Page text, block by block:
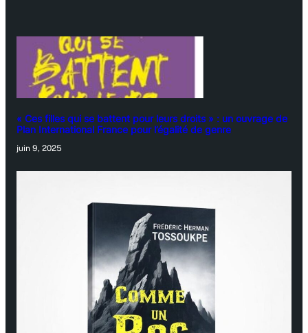
« Ces filles qui se battent pour leurs droits » : un ouvrage de
Plan International France pour l’égalité de genre
juin 9, 2025